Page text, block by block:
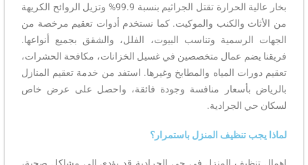
بخار عالية الحرارة تقتل الجراثيم بنسبة 99.9% وتزيل الروائح الكريهة
من الأثاث والكنب والموكيت. كما نستخدم أدوات تعقيم مرخصة من
الجهات الرسمية وتناسب البيوت، الفلل، والشقق بجميع أنواعها.
فريقنا يضم عمال متخصصين في غسيل الخزانات، مكافحة الحشرات،
تعقيم دورات المياه والمطابخ وغيرها. استفد من خدمة تعقيم المنازل
بالرياض بأسعار منافسة وجودة فائقة، واحصل على عرض خاص
لسكان حي الجرادية.
لماذا يجب تنظيف المنزل باستمرار؟
إهمال تنظيف المنزل في حي الجرادية قد يؤدي إلى مشاكل صحية،